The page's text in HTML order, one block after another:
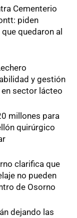
Cementerio
piden
quedaron al
y gestión
sector lácteo
millones para
quirúrgico
clarifica que
no pueden
de Osorno
dejando las